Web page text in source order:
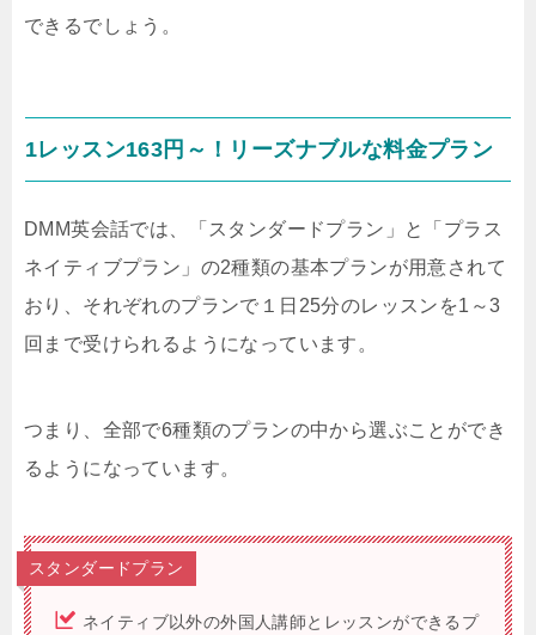
できるでしょう。
1レッスン163円～！リーズナブルな料金プラン
DMM英会話では、「スタンダードプラン」と「プラス
ネイティブプラン」の2種類の基本プランが用意されて
おり、それぞれのプランで１日25分のレッスンを1～3
回まで受けられるようになっています。
つまり、全部で6種類のプランの中から選ぶことができ
るようになっています。
スタンダードプラン
ネイティブ以外の外国人講師とレッスンができるプ